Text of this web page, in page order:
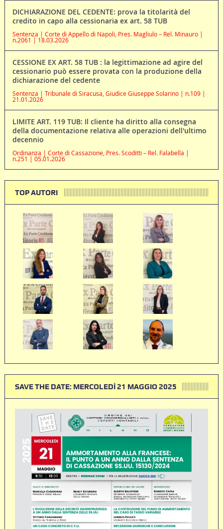
DICHIARAZIONE DEL CEDENTE: prova la titolarità del
credito in capo alla cessionaria ex art. 58 TUB
Sentenza | Corte di Appello di Napoli, Pres. Magliulo – Rel. Minauro |
n.2061 | 18.03.2026
CESSIONE EX ART. 58 TUB : la legittimazione ad agire del
cessionario può essere provata con la produzione della
dichiarazione del cedente
Sentenza | Tribunale di Siracusa, Giudice Giuseppe Solarino | n.109 |
21.01.2026
LIMITE ART. 119 TUB: Il cliente ha diritto alla consegna
della documentazione relativa alle operazioni dell'ultimo
decennio
Ordinanza | Corte di Cassazione, Pres. Scoditti – Rel. Falabella |
n.251 | 05.01.2026
TOP AUTORI
SAVE THE DATE: MERCOLEDÌ 21 MAGGIO 2025